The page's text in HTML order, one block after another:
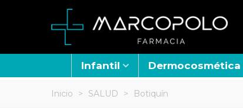
Infantil Dermocosmética
Inicio > SALUD > Botiquín